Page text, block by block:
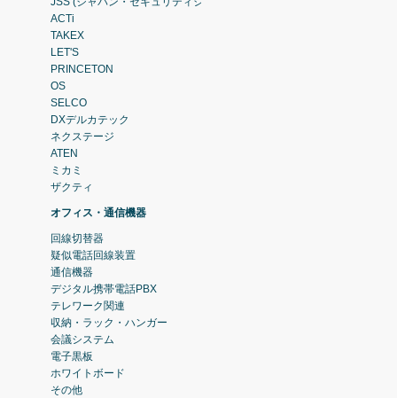
ACTi
TAKEX
LET'S
PRINCETON
OS
SELCO
DXデルカテック
ネクステージ
ATEN
ミカミ
ザクティ
オフィス・通信機器
回線切替器
疑似電話回線装置
通信機器
デジタル携帯電話PBX
テレワーク関連
収納・ラック・ハンガー
会議システム
電子黒板
ホワイトボード
その他